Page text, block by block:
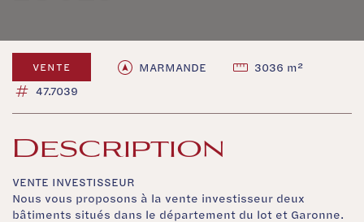
VENTE MARMANDE
3036 m²
47.7039
Description
VENTE INVESTISSEUR
Nous vous proposons à la vente investisseur deux
bâtiments situés dans le département du lot et Garonne.